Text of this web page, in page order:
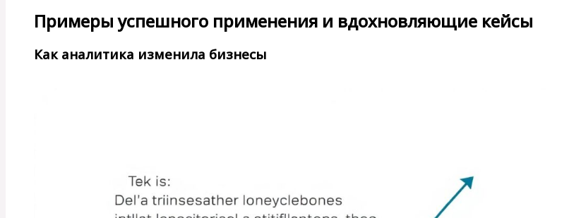
Примеры успешного применения и вдохновляющие кейсы
Как аналитика изменила бизнесы